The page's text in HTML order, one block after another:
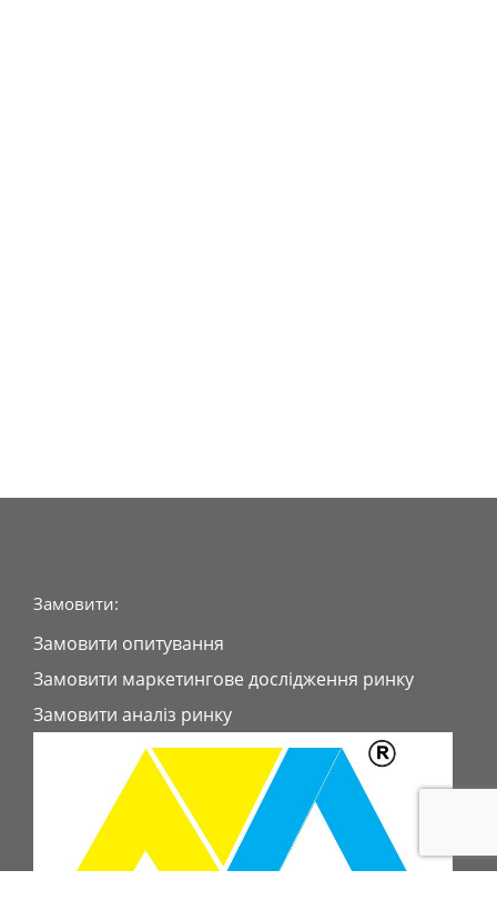
Замовити:
Замовити опитування
Замовити маркетингове дослідження ринку
Замовити аналіз ринку